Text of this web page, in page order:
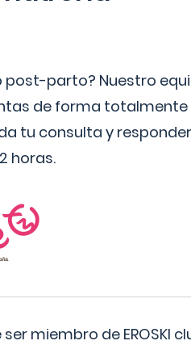
post-parto? Nuestro
de forma totalmente
tu consulta y
horas.
miembro de EROSKI